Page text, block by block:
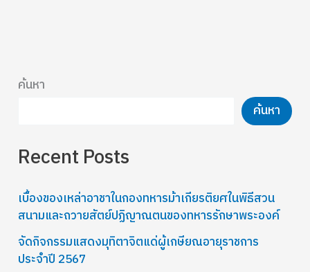
ค้นหา
ค้นหา
Recent Posts
เบื้องของเหล่าอาชาในกองทหารม้าเกียรติยศในพิธีสวน
สนามและถวายสัตย์ปฏิญาณตนของทหารรักษาพระองค์
จัดกิจกรรมแสดงมุทิตาจิตแด่ผู้เกษียณอายุราชการ
ประจำปี 2567